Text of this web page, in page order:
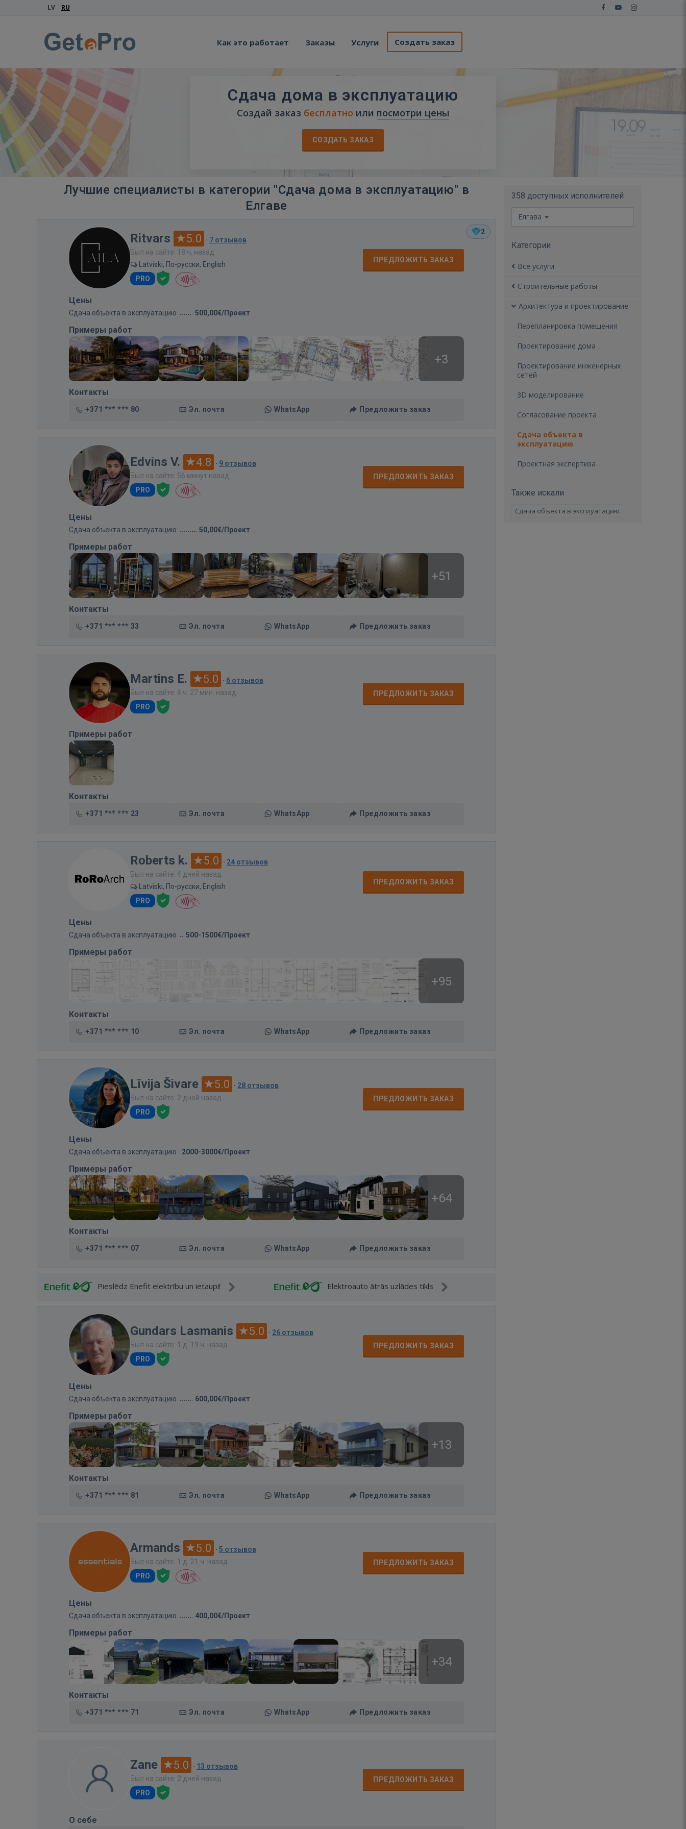
LV RU
Как это работает Заказы Услуги Создать заказ
Сдача дома в эксплуатацию
Создай заказ бесплатно или посмотри цены
СОЗДАТЬ ЗАКАЗ
Лучшие специалисты в категории "Сдача дома в эксплуатацию" в
Елгаве
2
Ritvars 5.0 · 7 отзывов
Был на сайте: 18 ч. назад
Latviski, По-русски, English
PRO
ПРЕДЛОЖИТЬ ЗАКАЗ
Цены
Сдача объекта в эксплуатацию 500,00€/Проект
Примеры работ
+3
Контакты
+371 *** *** 80 Эл. почта WhatsApp Предложить заказ
Edvins V. 4.8 · 9 отзывов
Был на сайте: 56 минут назад
PRO
ПРЕДЛОЖИТЬ ЗАКАЗ
Цены
Сдача объекта в эксплуатацию 50,00€/Проект
Примеры работ
+51
Контакты
+371 *** *** 33 Эл. почта WhatsApp Предложить заказ
Martins E. 5.0 · 6 отзывов
Был на сайте: 4 ч. 27 мин. назад
PRO
ПРЕДЛОЖИТЬ ЗАКАЗ
Примеры работ
Контакты
+371 *** *** 23 Эл. почта WhatsApp Предложить заказ
Roberts k. 5.0 · 24 отзывов
Был на сайте: 4 дней назад
Latviski, По-русски, English
PRO
ПРЕДЛОЖИТЬ ЗАКАЗ
Цены
Сдача объекта в эксплуатацию 500-1500€/Проект
Примеры работ
+95
Контакты
+371 *** *** 10 Эл. почта WhatsApp Предложить заказ
Līvija Šivare 5.0 · 28 отзывов
Был на сайте: 2 дней назад
PRO
ПРЕДЛОЖИТЬ ЗАКАЗ
Цены
Сдача объекта в эксплуатацию 2000-3000€/Проект
Примеры работ
+64
Контакты
+371 *** *** 07 Эл. почта WhatsApp Предложить заказ
Pieslēdz Enefit elektrību un ietaupi! Elektroauto ātrās uzlādes tīkls
Gundars Lasmanis 5.0 · 26 отзывов
Был на сайте: 1 д. 19 ч. назад
PRO
ПРЕДЛОЖИТЬ ЗАКАЗ
Цены
Сдача объекта в эксплуатацию 600,00€/Проект
Примеры работ
+13
Контакты
+371 *** *** 81 Эл. почта WhatsApp Предложить заказ
Armands 5.0 · 5 отзывов
Был на сайте: 1 д. 21 ч. назад
PRO
ПРЕДЛОЖИТЬ ЗАКАЗ
Цены
Сдача объекта в эксплуатацию 400,00€/Проект
Примеры работ
+34
Контакты
+371 *** *** 71 Эл. почта WhatsApp Предложить заказ
Zane 5.0 · 13 отзывов
Был на сайте: 2 дней назад
PRO
ПРЕДЛОЖИТЬ ЗАКАЗ
О себе
358 доступных исполнителей
Елгава
Категории
Все услуги
Строительные работы
Архитектура и проектирование
Перепланировка помещения
Проектирование дома
Проектирование инженерных
сетей
3D моделирование
Согласование проекта
Сдача объекта в
эксплуатацию
Проектная экспертиза
Также искали
Сдача объекта в эксплуатацию